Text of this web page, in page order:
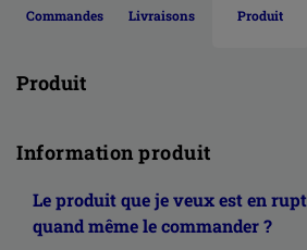
Commandes Livraisons Produit
Produit
Information produit
Le produit que je veux est en
quand même le commander ?